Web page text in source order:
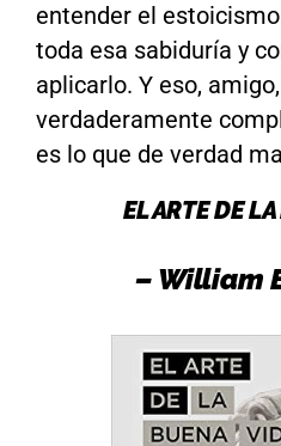
entender el
toda esa sabiduría y
aplicarlo. Y eso,
verdaderamente
es lo que de verdad
EL ARTE DE
– William